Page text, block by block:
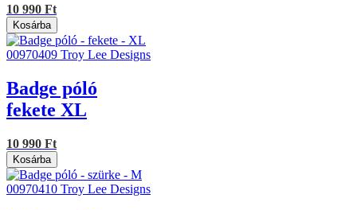
10 990 Ft
Kosárba
00970409 Troy Lee Designs
Badge póló
fekete XL
10 990 Ft
Kosárba
00970410 Troy Lee Designs